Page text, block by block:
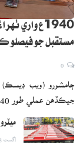
1940ع
مستقبل جو فيصلو
ڄامشورو (ويب
جيڪڏهن عملي طور 1940ع واري ٺهراءُ ۽ 1973ع جي آئين کي…
ميٽرو بس
اگست 8, 2026